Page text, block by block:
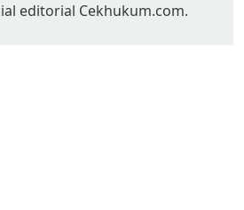
editorial Cekhukum.com.